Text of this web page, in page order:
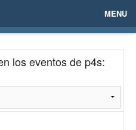
MENU
los eventos de p4s: